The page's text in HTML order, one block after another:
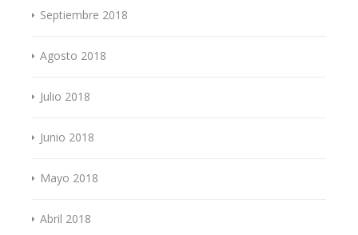
Septiembre 2018
Agosto 2018
Julio 2018
Junio 2018
Mayo 2018
Abril 2018